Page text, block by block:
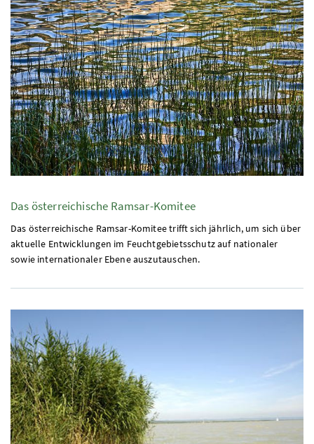
Das österreichische Ramsar-Komitee
Das österreichische Ramsar-Komitee trifft sich jährlich, um sich über
aktuelle Entwicklungen im Feuchtgebietsschutz auf nationaler
sowie internationaler Ebene auszutauschen.